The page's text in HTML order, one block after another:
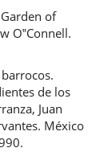
of
O‟Connell.
de los
Juan
México